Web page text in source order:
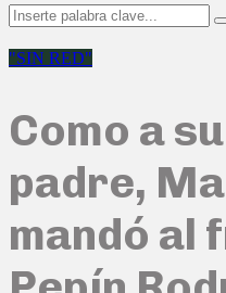
Search
for:
"SIN RED"
Como a
padre,
mandó al